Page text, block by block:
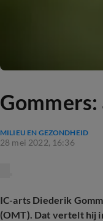
MILIEU EN GEZONDHEID
28 mei 2022, 16:36
IC-arts Diederik
(OMT). Dat vertelt hij